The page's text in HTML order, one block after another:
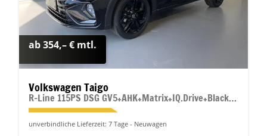
ab 354,– € mtl.
Volkswagen Taigo
R-Line 115PS DSG GV5+AHK+Matrix+IQ.Drive+Black+Keyless+Alu18+Cam+Sitzheiz
unverbindliche Lieferzeit: 7 Tage Neuwagen